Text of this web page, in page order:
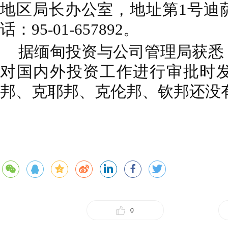
地区局长办公室，地址第1号迪
话：95-01-657892。
据缅甸投资与公司管理局获
对国内外投资工作进行审批时
邦、克耶邦、克伦邦、钦邦还没
0